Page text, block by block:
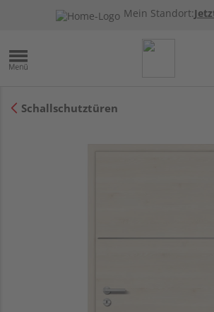
Mein Standort:
Schallschutztüren